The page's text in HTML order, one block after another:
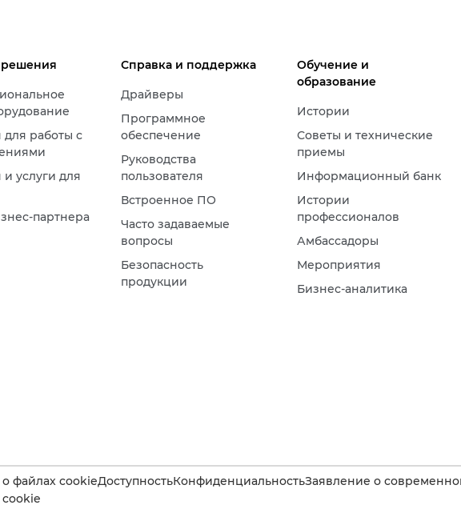
решения
работы с
услуги для
партнера
Справка и поддержка
Драйверы
Программное
обеспечение
Руководства
пользователя
Встроенное ПО
Часто задаваемые
вопросы
Безопасность
продукции
Обучение и
образование
Истории
Советы и технические
приемы
Информационный банк
Истории
профессионалов
Амбассадоры
Мероприятия
Бизнес-аналитика
файлах cookieДоступностьКонфиденциальностьЗаявление о